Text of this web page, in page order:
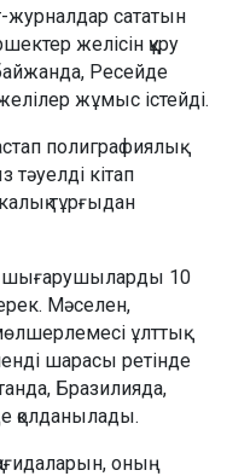
журналдар сататын
желісін құру
Ресейде
жұмыс істейді.
полиграфиялық
тәуелді кітап
тұрғыдан
шығарушыларды 10
Мәселен,
ұлттық
шарасы ретінде
Бразилияда,
қолданылады.
оның